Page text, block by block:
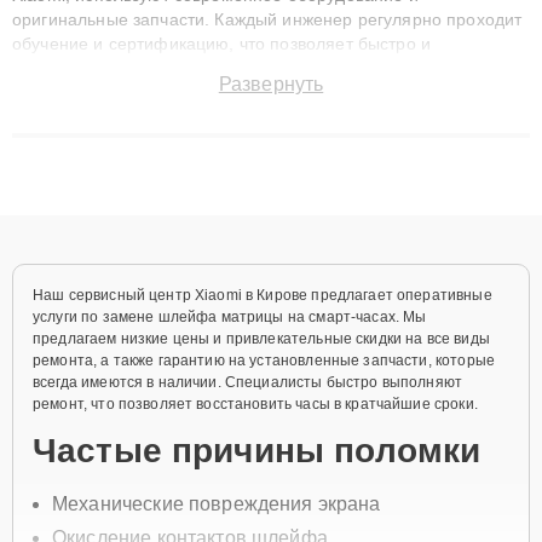
оригинальные запчасти. Каждый инженер регулярно проходит
обучение и сертификацию, что позволяет быстро и
сохранением гарантии до 3 лет. Наши мастера решают
Развернуть
Наш сервисный центр Xiaomi в Кирове предлагает оперативные
услуги по замене шлейфа матрицы на смарт-часах. Мы
предлагаем низкие цены и привлекательные скидки на все виды
ремонта, а также гарантию на установленные запчасти, которые
всегда имеются в наличии. Специалисты быстро выполняют
ремонт, что позволяет восстановить часы в кратчайшие сроки.
Частые причины поломки
Механические повреждения экрана
Окисление контактов шлейфа